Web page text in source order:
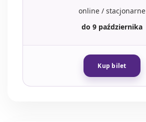
online / stacjonarne
do 9 października
Kup bilet